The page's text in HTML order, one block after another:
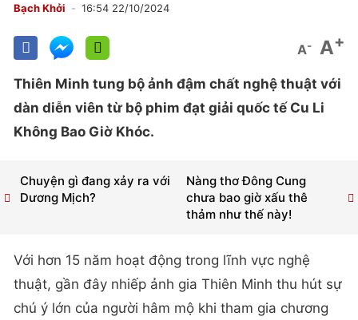
Bạch Khởi 16:54 22/10/2024
A- A+
Thiên Minh tung bộ ảnh đậm chất nghệ thuật với
dàn diễn viên từ bộ phim đạt giải quốc tế Cu Li
Không Bao Giờ Khóc.
Nàng thơ Đông Cung
chưa bao giờ xấu thê
thảm như thế này!
Chuyện gì đang xảy ra với
Dương Mịch?
Với hơn 15 năm hoạt động trong lĩnh vực nghệ
thuật, gần đây nhiếp ảnh gia Thiên Minh thu hút sự
chú ý lớn của người hâm mộ khi tham gia chương